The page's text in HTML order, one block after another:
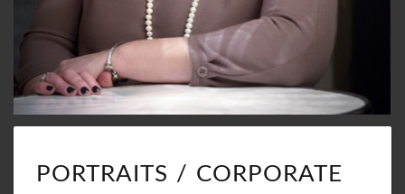
PORTRAITS / CORPORATE